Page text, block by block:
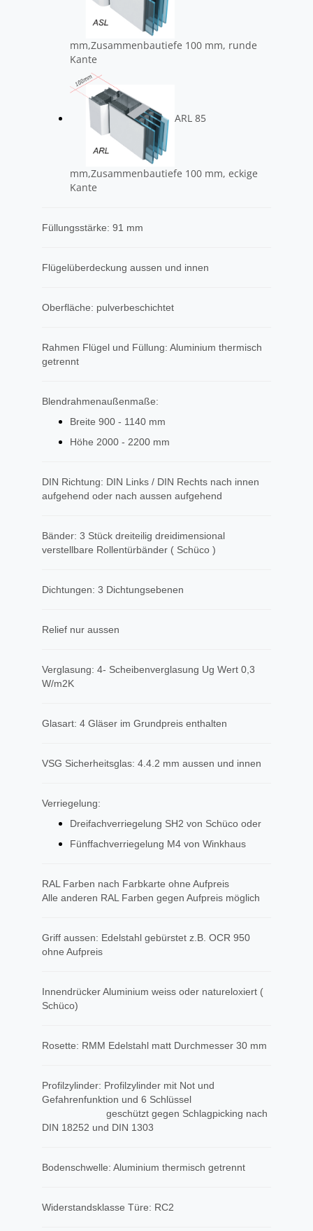
mm,Zusammenbautiefe 100 mm, runde
Kante
ARL 85
mm,Zusammenbautiefe 100 mm, eckige
Kante
Füllungsstärke: 91 mm
Flügelüberdeckung aussen und innen
Oberfläche: pulverbeschichtet
Rahmen Flügel und Füllung: Aluminium thermisch
getrennt
Blendrahmenaußenmaße:
Breite 900 - 1140 mm
Höhe 2000 - 2200 mm
DIN Richtung: DIN Links / DIN Rechts nach innen
aufgehend oder nach aussen aufgehend
Bänder: 3 Stück dreiteilig dreidimensional
verstellbare Rollentürbänder ( Schüco )
Dichtungen: 3 Dichtungsebenen
Relief nur aussen
Verglasung: 4- Scheibenverglasung Ug Wert 0,3
W/m2K
Glasart: 4 Gläser im Grundpreis enthalten
VSG Sicherheitsglas: 4.4.2 mm aussen und innen
Verriegelung:
Dreifachverriegelung SH2 von Schüco oder
Fünffachverriegelung M4 von Winkhaus
RAL Farben nach Farbkarte ohne Aufpreis
Alle anderen RAL Farben gegen Aufpreis möglich
Griff aussen: Edelstahl gebürstet z.B. OCR 950
ohne Aufpreis
Innendrücker Aluminium weiss oder natureloxiert (
Schüco)
Rosette: RMM Edelstahl matt Durchmesser 30 mm
Profilzylinder: Profilzylinder mit Not und
Gefahrenfunktion und 6 Schlüssel
geschützt gegen Schlagpicking nach
DIN 18252 und DIN 1303
Bodenschwelle: Aluminium thermisch getrennt
Widerstandsklasse Türe: RC2